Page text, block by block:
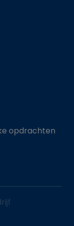
opdrachten